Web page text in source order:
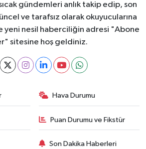
gündemleri anlık takip edip, son
ve tarafsız olarak okuyucularına
yeni nesil haberciliğin adresi "Abone
sitesine hoş geldiniz.
Hava Durumu
Puan Durumu ve Fikstür
Son Dakika Haberleri